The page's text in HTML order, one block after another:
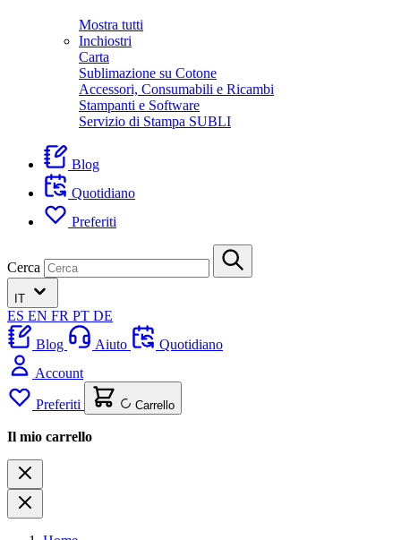
Mostra tutti
Inchiostri
Carta
Sublimazione su Cotone
Accessori, Consumabili e Ricambi
Stampanti e Software
Servizio di Stampa SUBLI
Blog
Quotidiano
Preferiti
Cerca
IT
ES EN FR PT DE
Blog
Aiuto
Quotidiano
Account
Preferiti Carrello
Il mio carrello